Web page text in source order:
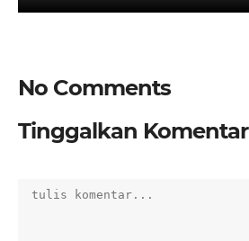
No Comments
Tinggalkan Komentar